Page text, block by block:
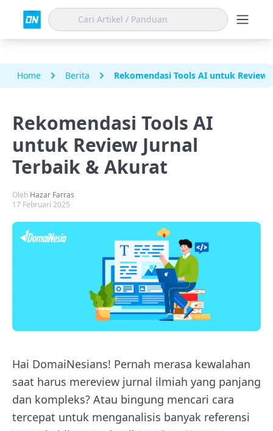
Home Berita Rekomendasi Tools AI untuk Review
Rekomendasi Tools AI
untuk Review Jurnal
Terbaik & Akurat
Oleh Hazar Farras
17 Februari 2025
Hai DomaiNesians! Pernah merasa kewalahan
saat harus mereview jurnal ilmiah yang panjang
dan kompleks? Atau bingung mencari cara
tercepat untuk menganalisis banyak referensi